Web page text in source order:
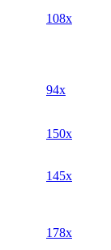
108x
94x
150x
145x
178x